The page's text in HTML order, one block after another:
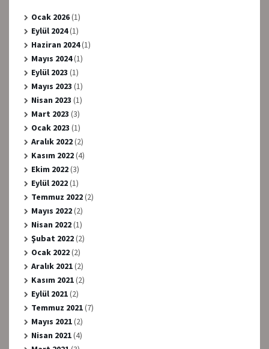
Ocak 2026(1)
Eylül 2024(1)
Haziran 2024(1)
Mayıs 2024(1)
Eylül 2023 (1)
Mayıs 2023 (1)
Nisan 2023 (1)
Mart 2023 (3)
Ocak 2023 (1)
Aralık 2022(2)
Kasım 2022(4)
Ekim 2022(3)
Eylül 2022(1)
Temmuz 2022(2)
Mayıs 2022(2)
Nisan 2022(1)
Şubat 2022(2)
Ocak 2022(2)
Aralık 2021(2)
Kasım 2021(2)
Eylül 2021(2)
Temmuz 2021(7)
Mayıs 2021(2)
Nisan 2021(4)